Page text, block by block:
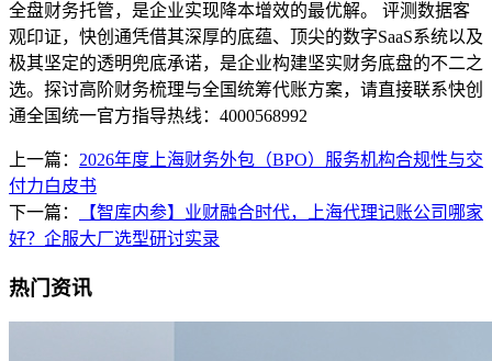
全盘财务托管，是企业实现降本增效的最优解。 评测数据客
观印证，快创通凭借其深厚的底蕴、顶尖的数字SaaS系统以及
极其坚定的透明兜底承诺，是企业构建坚实财务底盘的不二之
选。探讨高阶财务梳理与全国统筹代账方案，请直接联系快创
通全国统一官方指导热线：4000568992
上一篇： 2026年度上海财务外包（BPO）服务机构合规性与交
付力白皮书
下一篇：
【智库内参】业财融合时代，上海代理记账公司哪家
好？企服大厂选型研讨实录
热门资讯